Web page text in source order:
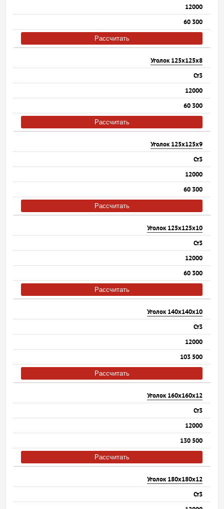
12000
60 300
Рассчитать
Уголок 125х125х8
Ст3
12000
60 300
Рассчитать
Уголок 125х125х9
Ст3
12000
60 300
Рассчитать
Уголок 125х125х10
Ст3
12000
60 300
Рассчитать
Уголок 140х140х10
Ст3
12000
103 500
Рассчитать
Уголок 160х160х12
Ст3
12000
130 500
Рассчитать
Уголок 180х180х12
Ст3